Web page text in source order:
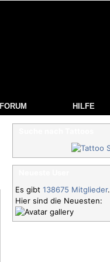
FORUM HILFE
Es gibt 138675 Mitglieder.
Hier sind die Neuesten: